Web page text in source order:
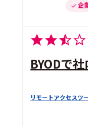
企
BYODで
リモートアクセスツ